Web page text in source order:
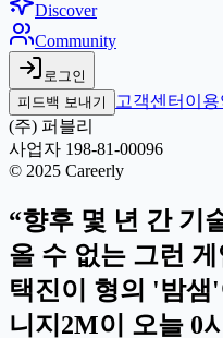
Discover
Community
로그인
피드백 보내기
고객센터 이
(주) 퍼블리
사업자 198-81-00096
© 2025 Careerly
“향후 몇 년 간 기
올 수 없는 그런
택진이 형의 '밤샘
니지2M이 오늘 0